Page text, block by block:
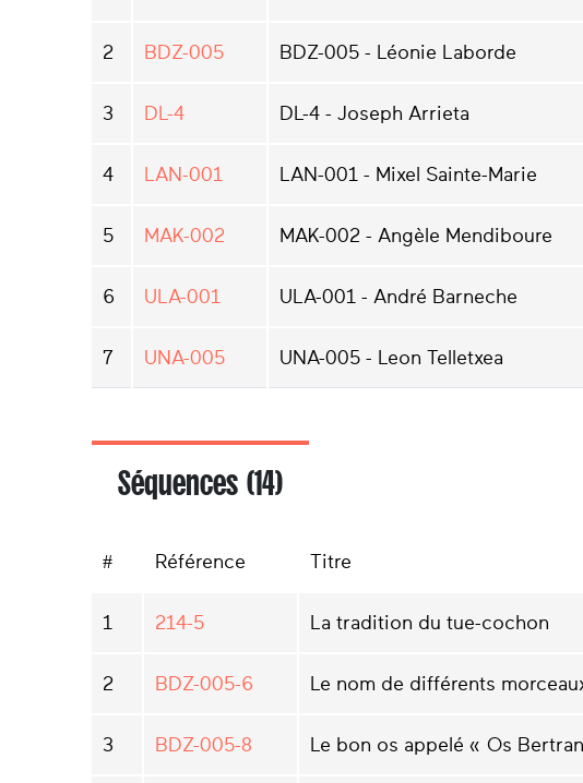
2 BDZ-005 BDZ-005 - Léonie Laborde
3 DL-4 DL-4 - Joseph Arrieta
4 LAN-001 LAN-001 - Mixel Sainte-Marie
5 MAK-002 MAK-002 - Angèle Mendiboure
6 ULA-001 ULA-001 - André Barneche
7 UNA-005 UNA-005 - Leon Telletxea
Séquences (14)
# Référence Titre
1 214-5 La tradition du tue-cochon
2 BDZ-005-6 Le nom de différents
3 BDZ-005-8 Le bon os appelé « Os